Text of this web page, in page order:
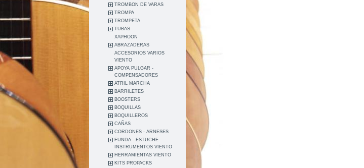
TROMBON DE VARAS
TROMPA
TROMPETA
TUBAS
XAPHOON
ABRAZADERAS
ACCESORIOS VARIOS
VIENTO
APOYA PULGAR -
COMPENSADORES
ATRIL MARCHA
BARRILETES
BOOSTERS
BOQUILLAS
BOQUILLEROS
CAÑAS
CORDONES - ARNESES
FUNDA - ESTUCHE
INSTRUMENTOS VIENTO
HERRAMIENTAS VIENTO
KITS PROPACKS